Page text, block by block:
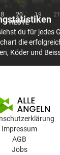
du für jedes
die
Köder und
Impressum
AGB
Jobs